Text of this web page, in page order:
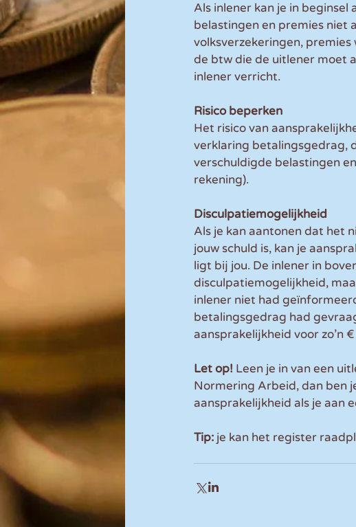
Als inlener kan je in
belastingen en premies
volksverzekeringen,
de btw die de uitlener moet
inlener verricht.
Risico beperken
Het risico van
verklaring betalingsgedrag,
verschuldigde belastingen
rekening).
Disculpatiemogelijkheid
Als je kan aantonen dat het
jouw schuld is, kan je
ligt bij jou. De inlener in
disculpatiemogelijkheid,
inlener niet had
betalingsgedrag had
aansprakelijkheid voor zo’n
Let op! Leen je in van een
Normering Arbeid, dan ben
aansprakelijkheid als je aan
Tip: je kan het register